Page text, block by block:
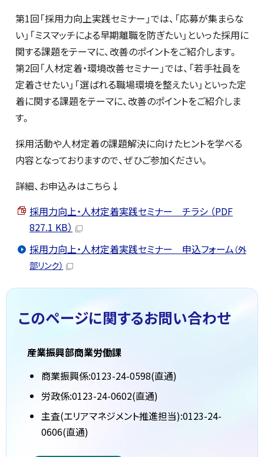
第1回「採用力向上実践セミナー」では、「応募が集まらな
い」「ミスマッチによる早期離職を防ぎたい」といった採用に
関する課題をテーマに、改善のポイントをご紹介します。
第2回「人材定着・環境改善セミナー」では、「若手社員を
定着させたい」「選ばれる職場環境を整えたい」といった定
着に関する課題をテーマに、改善のポイントをご紹介しま
す。
採用活動や人材定着の課題解決に向けたヒントを学べる
内容となっておりますので、ぜひご参加ください。
詳細、お申込みはこちら↓
採用力向上・人材定着実践セミナー チラシ （PDF
827.1 KB）
採用力向上・人材定着実践セミナー 申込フォーム（外
部リンク）
このページに関するお問い合わせ
産業振興部商業労働課
商業振興係:0123-24-0598(直通)
労政係:0123-24-0602(直通)
主査(エリアマネジメント推進担当):0123-24-
0606(直通)